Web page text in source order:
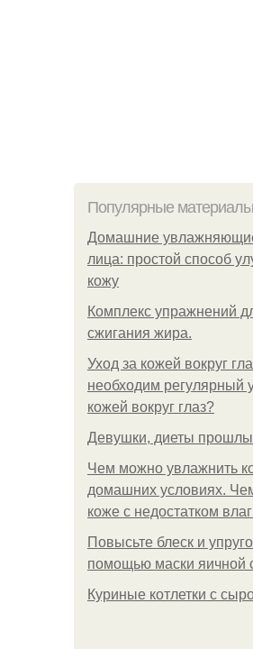
Популярные материалы
Домашние
лица: простой способ
кожу
Комплекс упражнений
сжигания жира.
Уход за кожей вокруг
необходим регулярный
кожей вокруг глаз?
Девушки, диеты
Чем можно увлажнить
домашних условиях.
коже с недостатком
Повысьте блеск и
помощью маски яичной
Куриные котлетки с